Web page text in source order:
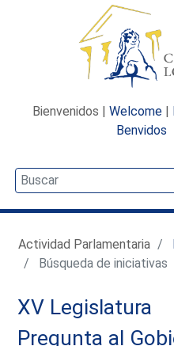
Bienvenidos | Welcome |
Benvidos
Actividad Parlamentaria
Búsqueda de iniciativas
XV Legislatura
Pregunta al